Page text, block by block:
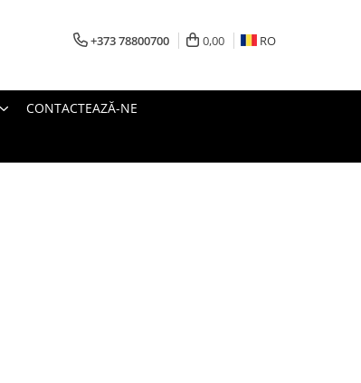
+373 78800700 0,00 RO
CONTACTEAZĂ-NE